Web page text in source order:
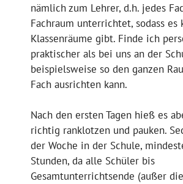
nämlich zum Lehrer, d.h. jedes
Fachraum unterrichtet, sodass es
Klassenräume gibt. Finde ich
praktischer als bei uns an der
beispielsweise so den ganzen
Fach ausrichten kann.
Nach den ersten Tagen hieß es
richtig ranklotzen und pauken.
der Woche in der Schule,
Stunden, da alle Schüler bis
Gesamtunterrichtsende (außer